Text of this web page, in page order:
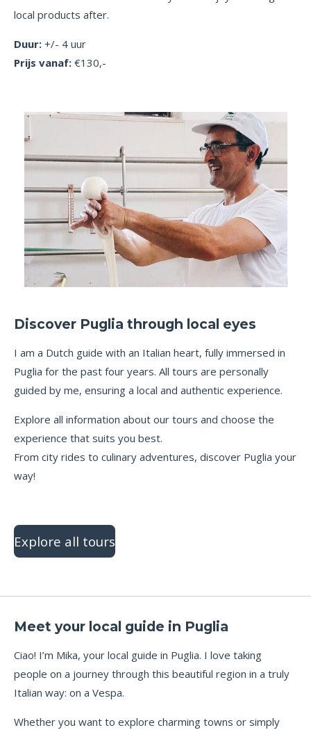
local products after.
Duur: +/- 4 uur
Prijs vanaf: €130,-
Discover Puglia through local eyes
I am a Dutch guide with an Italian heart, fully immersed in
Puglia for the past four years. All tours are personally
guided by me, ensuring a local and authentic experience.
Explore all information about our tours and choose the
experience that suits you best.
From city rides to culinary adventures, discover Puglia your
way!
Explore all tours
Meet your local guide in Puglia
Ciao! I’m Mika, your local guide in Puglia. I love taking
people on a journey through this beautiful region in a truly
Italian way: on a Vespa.
Whether you want to explore charming towns or simply